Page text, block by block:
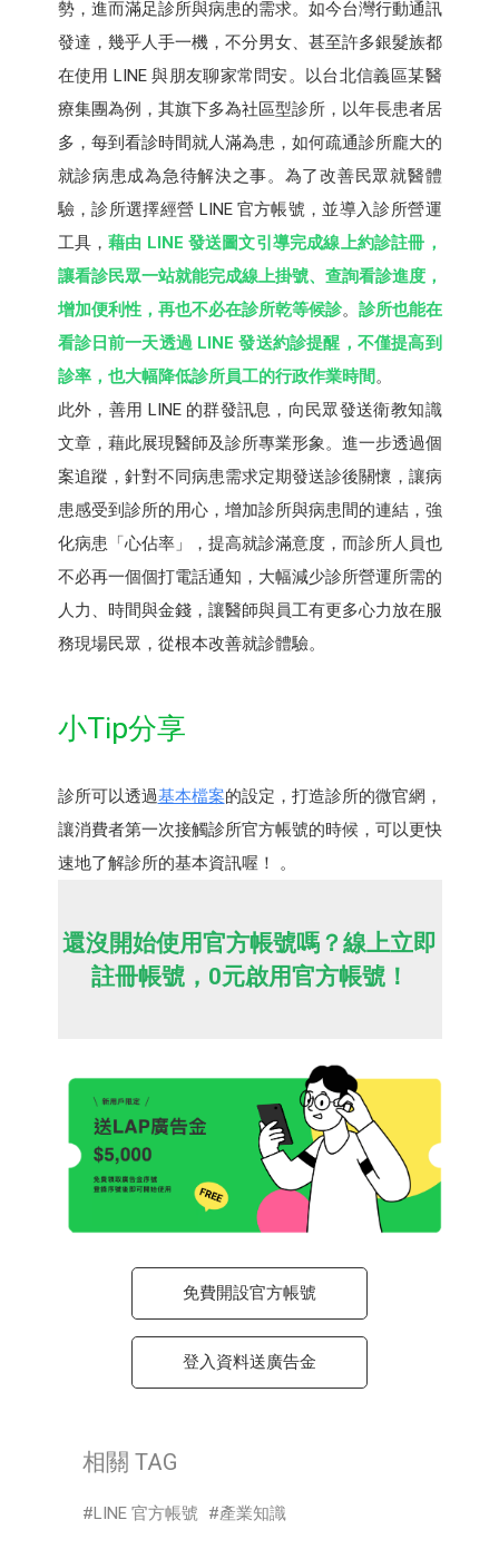
勢，進而滿足診所與病患的需求。如今台灣行動通訊
發達，幾乎人手一機，不分男女、甚至許多銀髮族都
在使用 LINE 與朋友聊家常問安。以台北信義區某醫
療集團為例，其旗下多為社區型診所，以年長患者居
多，每到看診時間就人滿為患，如何疏通診所龐大的
就診病患成為急待解決之事。為了改善民眾就醫體
驗，診所選擇經營 LINE 官方帳號，並導入診所營運
工具，藉由 LINE 發送圖文引導完成線上約診註冊，
讓看診民眾一站就能完成線上掛號、查詢看診進度，
增加便利性，再也不必在診所乾等候診。 診所也能在
看診日前一天透過 LINE 發送約診提醒，不僅提高到
診率，也大幅降低診所員工的行政作業時間。
此外，善用 LINE 的群發訊息，向民眾發送衛教知識
文章，藉此展現醫師及診所專業形象。進一步透過個
案追蹤，針對不同病患需求定期發送診後關懷，讓病
患感受到診所的用心，增加診所與病患間的連結，強
化病患「心佔率」，提高就診滿意度，而診所人員也
不必再一個個打電話通知，大幅減少診所營運所需的
人力、時間與金錢，讓醫師與員工有更多心力放在服
務現場民眾，從根本改善就診體驗。
小Tip分享
診所可以透過基本檔案的設定，打造診所的微官網，
讓消費者第一次接觸診所官方帳號的時候，可以更快
速地了解診所的基本資訊喔！ 。
還沒開始使用官方帳號嗎？線上立即
註冊帳號，0元啟用官方帳號！
免費開設官方帳號
登入資料送廣告金
相關 TAG
LINE 官方帳號 產業知識